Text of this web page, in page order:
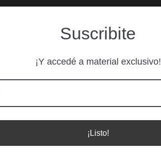
Suscribite
¡Y accedé a material exclusivo!
¡Listo!